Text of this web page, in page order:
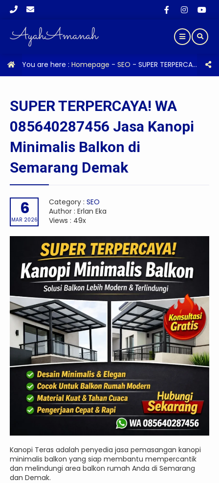
You are here : Homepage - SEO - SUPER TERPERCAYA! WA 085640287456 Jasa Kanopi Minimalis Balkon di Semarang Demak
SUPER TERPERCAYA! WA
085640287456 Jasa Kanopi
Minimalis Balkon di
Semarang Demak
6
MAR 2026
Category : SEO
Author : Erlan Eka
Views : 49x
Kanopi Teras adalah penyedia jasa pemasangan kanopi
minimalis balkon yang siap membantu mempercantik
dan melindungi area balkon rumah Anda di Semarang
dan Demak.